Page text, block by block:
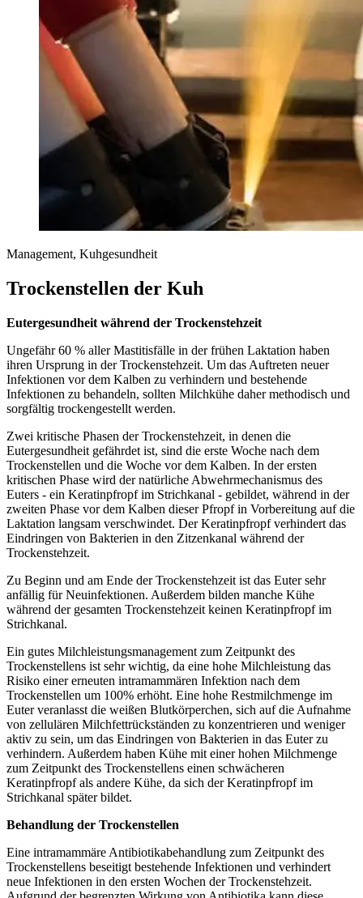
Management, Kuhgesundheit
Trockenstellen der Kuh
Eutergesundheit während der Trockenstehzeit
Ungefähr 60 % aller Mastitisfälle in der frühen Laktation haben
ihren Ursprung in der Trockenstehzeit. Um das Auftreten neuer
Infektionen vor dem Kalben zu verhindern und bestehende
Infektionen zu behandeln, sollten Milchkühe daher methodisch und
sorgfältig trockengestellt werden.
Zwei kritische Phasen der Trockenstehzeit, in denen die
Eutergesundheit gefährdet ist, sind die erste Woche nach dem
Trockenstellen und die Woche vor dem Kalben. In der ersten
kritischen Phase wird der natürliche Abwehrmechanismus des
Euters - ein Keratinpfropf im Strichkanal - gebildet, während in der
zweiten Phase vor dem Kalben dieser Pfropf in Vorbereitung auf die
Laktation langsam verschwindet. Der Keratinpfropf verhindert das
Eindringen von Bakterien in den Zitzenkanal während der
Trockenstehzeit.
Zu Beginn und am Ende der Trockenstehzeit ist das Euter sehr
anfällig für Neuinfektionen. Außerdem bilden manche Kühe
während der gesamten Trockenstehzeit keinen Keratinpfropf im
Strichkanal.
Ein gutes Milchleistungsmanagement zum Zeitpunkt des
Trockenstellens ist sehr wichtig, da eine hohe Milchleistung das
Risiko einer erneuten intramammären Infektion nach dem
Trockenstellen um 100% erhöht. Eine hohe Restmilchmenge im
Euter veranlasst die weißen Blutkörperchen, sich auf die Aufnahme
von zellulären Milchfettrückständen zu konzentrieren und weniger
aktiv zu sein, um das Eindringen von Bakterien in das Euter zu
verhindern. Außerdem haben Kühe mit einer hohen Milchmenge
zum Zeitpunkt des Trockenstellens einen schwächeren
Keratinpfropf als andere Kühe, da sich der Keratinpfropf im
Strichkanal später bildet.
Behandlung der Trockenstellen
Eine intramammäre Antibiotikabehandlung zum Zeitpunkt des
Trockenstellens beseitigt bestehende Infektionen und verhindert
neue Infektionen in den ersten Wochen der Trockenstehzeit.